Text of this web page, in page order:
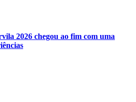
2026 chegou ao fim com uma